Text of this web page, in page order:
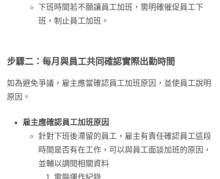
下班時間若不願讓員工加班，需明確催促員工下
班，制止員工加班。
步驟二：每月與員工共同確認實際出勤時間
如為避免爭議，雇主應當確認員工加班原因，並使員工說明
原因。
雇主應確認員工加班原因
針對下班後滯留的員工，雇主有責任確認員工這段
時間是否有在工作，可以與員工面談加班的原因，
並輔以調閱相關資料
電腦運作紀錄